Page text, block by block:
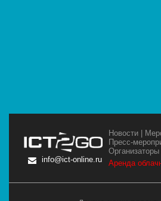
info@ict-online.ru
Новости
Пресс-
Организаторы
Аренда